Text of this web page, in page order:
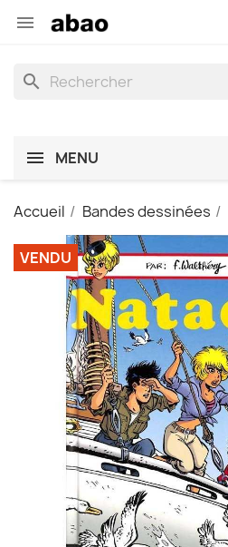

search
MENU
Accueil Bandes dessinées
VENDU